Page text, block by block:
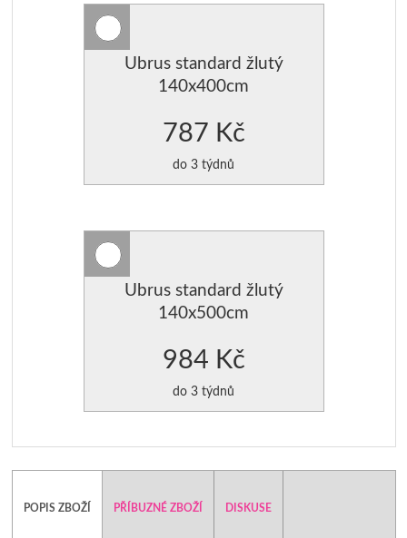
Ubrus standard žlutý
140x400cm
787 Kč
do 3 týdnů
Ubrus standard žlutý
140x500cm
984 Kč
do 3 týdnů
POPIS ZBOŽÍ PŘÍBUZNÉ ZBOŽÍ DISKUSE